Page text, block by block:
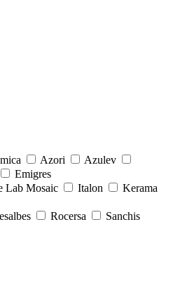
Azori
Azulev
Emigres
Lab Mosaic Italon
Kerama
Rocersa
Sanchis